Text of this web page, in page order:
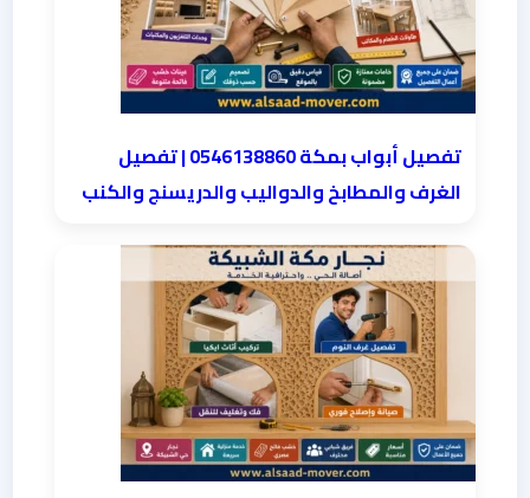
تفصيل أبواب بمكة 0546138860 | تفصيل
الغرف والمطابخ والدواليب والدريسنج والكنب